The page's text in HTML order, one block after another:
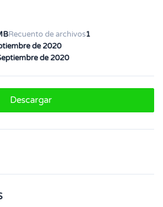
Recuento de archivos1
de 2020
de 2020
Descargar